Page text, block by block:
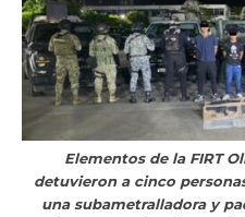
Elementos de la FIRT
detuvieron a cinco
una subametralladora y